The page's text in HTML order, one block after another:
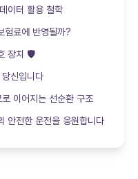
이터 활용 철학
험료에 반영될까?
장치 🛡️
신입니다
이어지는 선순환 구조
안전한 운전을 응원합니다